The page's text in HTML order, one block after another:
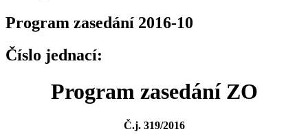
Program zasedání 2016-10
Číslo jednací:
Program zasedání ZO
Č.j. 319/2016